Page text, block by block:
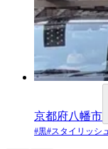
京都府八幡市
#黒#スタイリッシ